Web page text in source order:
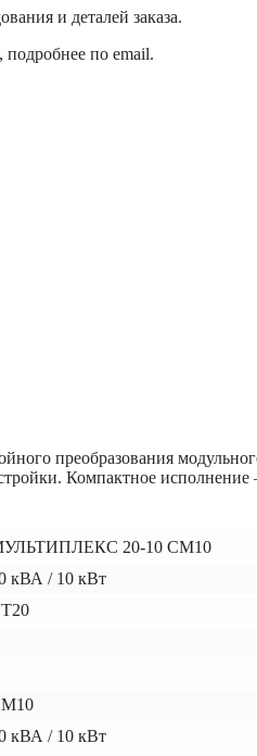
и деталей заказа.
по email.
преобразования
Компактное исполнение
20-10 СМ10
кВА / 10 кВт
кВА / 10 кВт